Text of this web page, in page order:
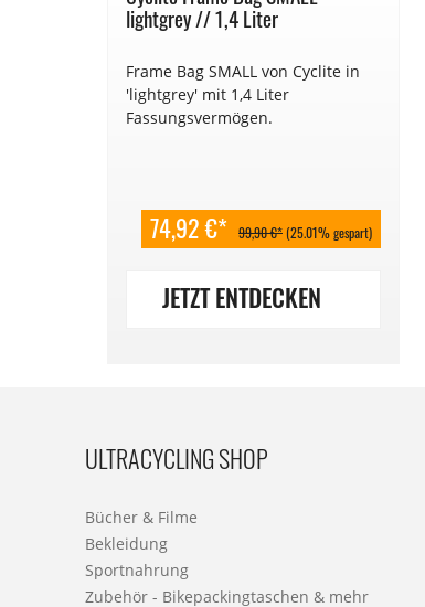
lightgrey // 1,4 Liter
Frame Bag SMALL von Cyclite in
'lightgrey' mit 1,4 Liter
Fassungsvermögen.
74,92 €* 99,90 €*(25.01% gespart)
JETZT ENTDECKEN
ULTRACYCLING SHOP
Bücher & Filme
Bekleidung
Sportnahrung
Zubehör - Bikepackingtaschen & mehr